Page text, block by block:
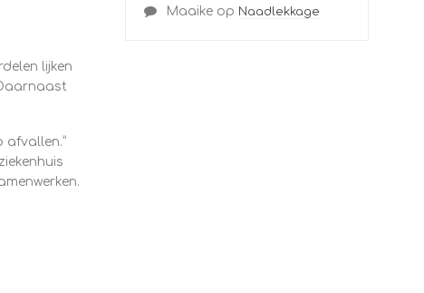
lijken
afvallen.”
Maaikeop Naadlekkage